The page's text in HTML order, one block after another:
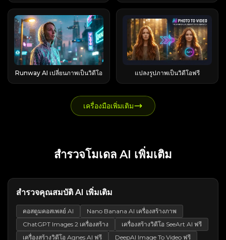
คงทำได้ยาก การกระพริบตา การยิ้ม การเหลือบมอง
เล็กน้อย และการขยับศีรษะเบาๆ สามารถดูเป็น
ธรรมชาติได้เมื่อใช้ภาพต้นฉบับที่คมชัดและหันหน้า
ตรง การหันใบหน้าในมุมกว้างอาจทำให้ใบหน้ากระ
พริบ ใบหน้าเสียสัดส่วน หรือสูญเสียเอกลักษณ์ไป
ชั่วคราว ฟีเจอร์ Element Binding ของ Kling 3.0
ช่วยให้ผู้ใช้สามารถเพิ่มรูปภาพใบหน้าหรือวิดีโอใบ
หน้าสั้นๆ ได้ ภาพอ้างอิงด้านหน้า สามในสี่ และด้าน
สม่ำเสมอในการแสดงออกทางสีหน้าได้ อย่างไร
ก็ตาม การแสดงออกทางสีหน้าอย่างรวดเร็ว การหัน
ศีรษะอย่างแรง และการใช้มือปิดบังใบหน้า อาจทำให้
น้อยกว่า การโบกมือ การยกแขน และการชี้ มักจะ
สื่อสารได้ดี เพราะเส้นทางการเคลื่อนไหวโดยรวมนั้น
ไขว้กัน หรือท่าทางเคลื่อนไหวเร็วเกินไป ปัญหาที่พบ
ได้บ่อย ได้แก่: การถือแก้วหรือโทรศัพท์อาจทำได้เมื่อ
ส่วนที่ใช้จับยังคงมองเห็นได้ชัดเจน การหยิบ การ
หมุน การเปิด หรือการวางวัตถุนั้นยากขึ้น เพราะแบบ
จำลองต้องรักษาทั้งมือ รูปร่างของวัตถุ จุดสัมผัส และ
จังหวะเวลาไว้พร้อมกัน สำหรับฉากที่ใช้พร็อพ
ประกอบ ให้ใช้การเคลื่อนไหวที่ช้าและเรียบง่าย และ
ผลิตภัณฑ์มากมายที่ไม่เกี่ยวข้องกันแต่ใช้ชื่อ “vibe”
เหมือนกัน นี่คือแผนผังแบบคร่าวๆ เพื่อให้คุณสามารถ
ตัดตัวเลือกที่ไม่ถูกต้องออกไปได้อย่างรวดเร็ว: เครื่อง
มือ สิ่งที่มันเป็นจริงๆ แอป VIBE (vibeaiapp.com)
ตัวสร้างวิดีโอหลายโมเดล (Sora, Kling, Veo)
VibeMe AI รูปภาพ + เพลง → มิวสิกวิดีโอ
Vibemotion ตัวแก้ไขไทม์ไลน์แบบมนุษย์ + AI (อิง
ตาม MCP) vibesai.io ตัวสร้างคอนเทนต์สั้นแบบไว
รัล Vibe.us “พื้นที่ทำงานตามบริบท” สำหรับองค์กร
(ไม่ใช่แบบวิดีโอ) Landbase “Vibe AI” แนวคิดการ
ตลาดแบบ B2B ไม่ใช่เครื่องมือ วิธีใช้ Vibes AI: ทีละ
ขั้นตอน (ข้อความเป็นวิดีโอ, รูปภาพเป็นวิดีโอ และ
การรีมิกซ์) การใช้ Vibes AI นั้นเป็นไปตามขั้นตอน
กระบวนการค้นหา → สร้าง → ดัดแปลง → เผยแพร่
แบบครบวงจรในสี่ขั้นตอน การแปลงภาพเป็นวิดีโอ
วิดีโอ (I2V) เป็นคุณสมบัติที่ผู้สร้างตื่นเต้นมากที่สุด
อัปโหลดภาพเริ่มต้น แล้ว Vibes จะสร้างภาพ
เคลื่อนไหวให้กับภาพนั้น การกำหนดเฟรมเริ่มต้นและ
เฟรมสิ้นสุดจะทำให้การเคลื่อนไหวคาดเดาได้ง่ายขึ้น
มาก เพราะคุณกำลังบอกโมเดลว่าภาพเริ่มที่ไหนและ
จบลงที่ไหน แทนที่จะหวังว่ามันจะเดาได้ถูกต้อง รี
มิกซ์บรรยากาศที่มีอยู่แล้ว (เพิ่มเพลง เปลี่ยนรูปภาพ
โดยคงองค์ประกอบโดยรวมและทิศทางการ
เคลื่อนไหวเอาไว้ การสร้างคลิปหลายคลิปแบบไร้รอย
ต่อ วิดีโอที่ซับซ้อนมักถูกแบ่งออกเป็นฉากสั้นๆ แต่ละ
ฉากถูกสร้างขึ้นแยกกัน แต่ตอนจบของคลิปหนึ่งถูก
ออกแบบมาให้ตรงกับตอนเริ่มต้นของคลิปถัดไป จาก
นั้นสามารถนำคลิปเหล่านั้นมาผสานรวมกันได้โดยใช้
เฟรมที่ซ้อนทับกัน การแทรกเฟรม การประมวลผลการ
ไหลของแสง หรือการเปลี่ยนเฟรมแบบค่อยๆ จางหาย
ในระยะเวลาสั้นๆ วิธีการนี้ช่วยให้ควบคุมเรื่องราวได้
มากขึ้นและลดความเสี่ยงที่จะเสียเวลาในการสร้าง
ผิดพลาดในช่วงท้าย รุ่น ComfyUI ที่ดีที่สุดสำหรับ
การสร้างวิดีโอความยาวนั้น ขึ้นอยู่กับว่าคุณต้องการ
กัน โมเดลที่ดีที่สุดสำหรับวิธีการสร้างวิดีโอขนาวยาว
ข้อจำกัดหลักของ LTX Video คือ คลิปภาพยนตร์และ
T2V การสร้างภาพเป็นวิดีโอและข้อความเป็นวิดีโอ
โมเดลขนาดใหญ่ขึ้นจะเพิ่มเวลาในการสร้างและการ
ใช้หน่วยความจำ Wan2.2 First-Last Frame การ
เปลี่ยนภาพที่วางแผนไว้และจุดสิ้นสุดที่ควบคุมได้
ByteDance ยังได้สาธิตการแยกเลเยอร์ในเอกสาร
อย่างเป็นทางการของบริษัทด้วย อย่างไรก็ตาม ณ
เวลาที่เขียนบทความนี้ กระบวนการแยกเลเยอร์ยังไม่
พร้อมใช้งานอย่างแพร่หลายในเวิร์กโฟลว์ผลิตภัณฑ์
สาธารณะทุกตัว ดังนั้นคู่มือนี้จึงจะไม่ถือว่ามันเป็นวิธี
การหลักที่พร้อมใช้งานได้ทันที ภาพกราฟิกเชิง
พาณิชย์ที่สมจริง Seedream 5.0 Pro ยังเน้นไปที่แสง
เงาที่สมจริง พฤติกรรมของวัสดุ พื้นผิวของผิวหนัง การ
สะท้อนแสง สถาปัตยกรรม และคุณภาพระดับ
ภาพแฟชั่น การถ่ายภาพบุคคล การออกแบบตกแต่ง
ภายใน ภาพไลฟ์สไตล์ และภาพนิ่งจากภาพยนตร์
สำหรับผู้สร้างสรรค์ผลงาน นั่นหมายความว่าแบบ
ภาษา Seedream 5.0 Pro ยังสามารถทำงานร่วมกับ
ข้อความแจ้งเตือนหลายภาษาและสร้างข้อความใน
โปสเตอร์เฉพาะพื้นที่ โพสต์โซเชียลหลายภาษา และ
อมต์อย่างเป็นทางการของ Seedream 5.0 Pro
ตัวอย่างอย่างเป็นทางการแสดงให้เห็นว่า Seedream
5.0 Pro ทำงานได้ดีที่สุดเมื่อโครงสร้างของพรอมต์มี
ลักษณะคล้ายกับเอกสารสรุปงานออกแบบ ตัวอย่าง
สร้างได้เฉพาะเสียงพูดเท่านั้น Seed Audio 1.0 ถูก
ออกแบบมาเพื่อทำความเข้าใจฉากเสียงทั้งหมด นั่น
คือความแตกต่างที่แท้จริง เหตุใด Seed Audio 1.0
จึงให้ความรู้สึกแตกต่าง ปัญหาใหญ่ที่สุดของ
เวิร์กโฟลว์เสียง AI แบบดั้งเดิมคือความ
กระจัดกระจาย คุณต้องการเครื่องมือเพียงชิ้นเดียว
สำหรับงานด้านเสียง อีกหนึ่งเครื่องมือสำหรับงาน
ดนตรี อีกหนึ่งเครื่องมือสำหรับสร้างเอฟเฟ็กต์เสียง
ต้องใช้โปรแกรมแก้ไขอีกตัวเพื่อจัดเรียงทุกอย่างให้
และทำให้เสียงสุดท้ายฟังดูเป็นธรรมชาติ สำหรับ
บรรณาธิการมืออาชีพ นี่เป็นเรื่องปกติ สำหรับผู้
สร้างสรรค์งานทั่วไปแล้ว มันเป็นเรื่องปวดหัว Seed
ไม่ได้แค่เขียนตามที่คนอื่นพูดเท่านั้น คุณอธิบายว่า
มากกว่าจะเป็นเครื่องสร้างเสียง AI พื้นฐาน การสร้าง
เสียงประกอบฉากแบบเต็มรูปแบบด้วยคำสั่งเดียว คือ
สั่งเสียงเดียวสามารถประกอบด้วยเลเยอร์เสียงหลาย
ชั้นพร้อมกันได้ คุณสามารถกำหนดได้ว่าใครกำลังพูด
พูดอะไร รู้สึกอย่างไร เกิดอะไรขึ้นในฉากหลัง ควรเล่น
เพลงอะไร และควรมีเอฟเฟกต์เสียงอะไรบ้าง สิ่งนี้มี
หน่วย แพลตฟอร์มอย่าง VideoPlus.ai ไม่จำเป็นต้อง
ใช้บัญชี Google ด้วยซ้ำ ข้อแลกเปลี่ยนคืออะไร? ตัว
เลือกฟรีทุกตัวมีข้อจำกัดเรื่องระดับเสียง ความ
ละเอียด หรือเนื้อหา สิ่งที่คุณจะได้รับฟรีบนแอป
Google Gemini คาดว่าจะได้รับภาพประมาณ 20
ภาพสำหรับ NB2 และ 2 ภาพสำหรับ NB Pro ต่อวัน
โดยไม่ต้องใช้บัตรเครดิต ไฟล์ทุกไฟล์จะมีลายน้ำ
SynthID ของ Google อยู่ที่ระดับพิกเซล ปัญหาที่พบ
ดังนั้นคุณจะต้องสร้างผลลัพธ์ใหม่เพื่อให้ได้ผลลัพธ์
คุณภาพระดับโปร แพ็กเกจฟรีของ Google AI
Studio (เหมาะสำหรับนักพัฒนา) AI Studio ให้สิทธิ์
รายงานว่ามีค่าใช้จ่ายที่ไม่คาดคิดเกิดขึ้นเมื่อพวก
เขาตั้งค่าการส่งคำขอผ่าน Google Cloud แทนที่จะ
ได้ฟรีผ่าน Google Flow (เครดิตสูงสุด 150 เครดิต
ต่อวัน) Google Flow ระบุว่า NB Pro และ NB2 มี
เครดิต 0 แต่จากการทดสอบใช้งานจริงพบว่าระบบ
จะล็อกไม่ให้ใช้งานหลังจากใช้งานไปประมาณ 100
ภาพภายใน 24 ชั่วโมง ข้อเสียเพิ่มเติม ได้แก่ การ
จำกัดความละเอียดไว้ที่ 1K การกรองเนื้อหาที่เข้มงวด
ที่สุดในบรรดาแพลตฟอร์มทั้งหมด อัตราส่วนภาพที่
Runway AI เปลี่ยนภาพเป็นวิดีโอ แปลงรูปภาพเป็นวิดีโอฟรี
เครื่องมือเพิ่มเติม
สำรวจโมเดล AI เพิ่มเติม
สำรวจคุณสมบัติ AI เพิ่มเติม
คอสตูมคอสเพลย์ AI
Nano Banana AI เครื่องสร้างภาพ
ChatGPT Images 2 เครื่องสร้าง
เครื่องสร้างวิดีโอ SeeArt AI ฟรี
เครื่องสร้างวิดีโอ Agnes AI ฟรี
DeepAI Image To Video ฟรี